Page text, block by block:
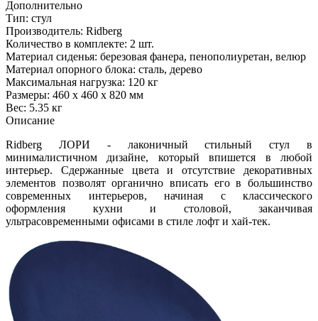
Дополнительно
Тип: стул
Производитель: Ridberg
Количество в комплекте: 2 шт.
Материал сиденья: березовая фанера, пенополиуретан, велюр
Материал опорного блока: сталь, дерево
Максимальная нагрузка: 120 кг
Размеры: 460 x 460 x 820 мм
Вес: 5.35 кг
Описание
Ridberg ЛОРИ - лаконичный стильный стул в
минималистичном дизайне, который впишется в любой
интерьер. Сдержанные цвета и отсутствие декоративных
элементов позволят органично вписать его в большинство
современных интерьеров, начиная с классического
оформления кухни и столовой, заканчивая
ультрасовременными офисами в стиле лофт и хай-тек.